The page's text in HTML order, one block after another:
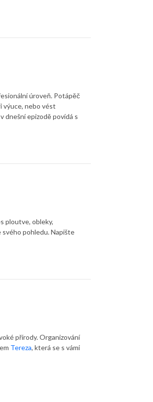
úroveň. Potápěč
výuce, nebo vést
dnešní epizodě povídá s
ploutve, obleky,
svého pohledu. Napište
přírody. Organizování
Tereza, která se s vámi